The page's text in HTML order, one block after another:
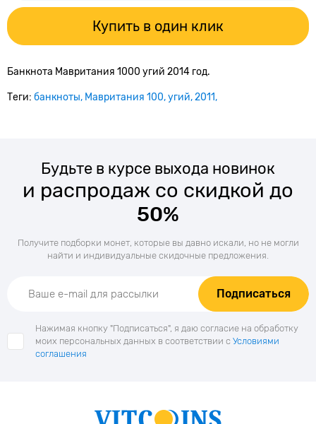
Купить в один клик
Банкнота Мавритания 1000 угий 2014 год.
Теги: банкноты Мавритания 100 угий 2011
Будьте в курсе выхода новинок
и распродаж со скидкой до
50%
Получите подборки монет, которые вы давно искали, но не могли
найти и индивидуальные скидочные предложения.
Подписаться
Нажимая кнопку "Подписаться", я даю согласие на обработку
моих персональных данных в соответствии с Условиями
соглашения